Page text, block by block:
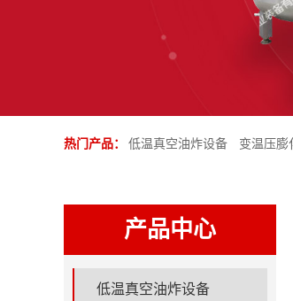
热门产品： 低温真空油炸设备 变温压膨
产品中心
低温真空油炸设备